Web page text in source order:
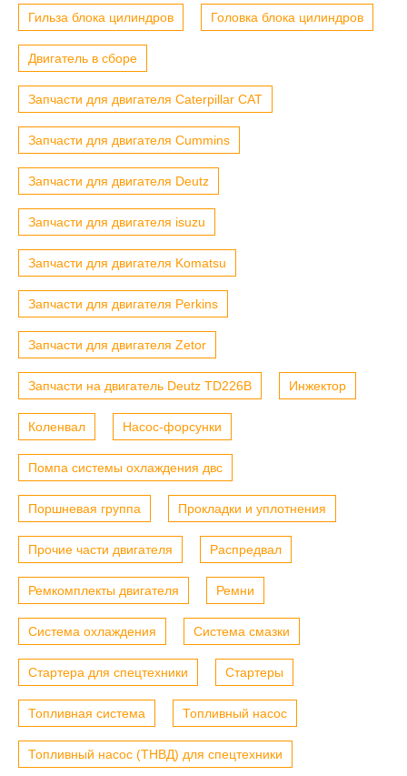
Гильза блока цилиндров Головка блока цилиндров
Двигатель в сборе
Запчасти для двигателя Caterpillar CAT
Запчасти для двигателя Cummins
Запчасти для двигателя Deutz
Запчасти для двигателя isuzu
Запчасти для двигателя Komatsu
Запчасти для двигателя Perkins
Запчасти для двигателя Zetor
Запчасти на двигатель Deutz TD226B Инжектор
Коленвал Насос-форсунки
Помпа системы охлаждения двс
Поршневая группа Прокладки и уплотнения
Прочие части двигателя Распредвал
Ремкомплекты двигателя Ремни
Система охлаждения Система смазки
Стартера для спецтехники Стартеры
Топливная система Топливный насос
Топливный насос (ТНВД) для спецтехники